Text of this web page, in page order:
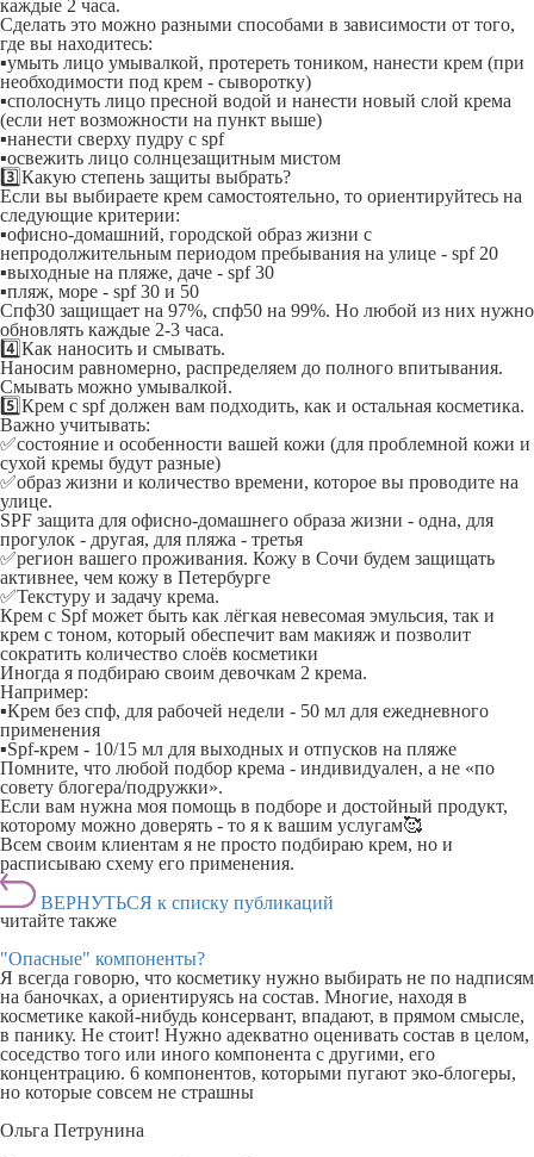
каждые 2 часа.
Сделать это можно разными способами в зависимости от того,
где вы находитесь:
▪умыть лицо умывалкой, протереть тоником, нанести крем (при
необходимости под крем - сыворотку)
▪сполоснуть лицо пресной водой и нанести новый слой крема
(если нет возможности на пункт выше)
▪нанести сверху пудру с spf
▪освежить лицо солнцезащитным мистом
3️⃣Какую степень защиты выбрать?
Если вы выбираете крем самостоятельно, то ориентируйтесь на
следующие критерии:
▪офисно-домашний, городской образ жизни с
непродолжительным периодом пребывания на улице - spf 20
▪выходные на пляже, даче - spf 30
▪пляж, море - spf 30 и 50
Спф30 защищает на 97%, спф50 на 99%. Но любой из них нужно
обновлять каждые 2-3 часа.
4️⃣Как наносить и смывать.
Наносим равномерно, распределяем до полного впитывания.
Смывать можно умывалкой.
5️⃣Крем с spf должен вам подходить, как и остальная косметика.
Важно учитывать:
✅состояние и особенности вашей кожи (для проблемной кожи и
сухой кремы будут разные)
✅образ жизни и количество времени, которое вы проводите на
улице.
SPF защита для офисно-домашнего образа жизни - одна, для
прогулок - другая, для пляжа - третья
✅регион вашего проживания. Кожу в Сочи будем защищать
активнее, чем кожу в Петербурге
✅Текстуру и задачу крема.
Крем с Spf может быть как лёгкая невесомая эмульсия, так и
крем с тоном, который обеспечит вам макияж и позволит
сократить количество слоёв косметики
Иногда я подбираю своим девочкам 2 крема.
Например:
▪Крем без спф, для рабочей недели - 50 мл для ежедневного
применения
▪Spf-крем - 10/15 мл для выходных и отпусков на пляже
Помните, что любой подбор крема - индивидуален, а не «по
совету блогера/подружки».
Если вам нужна моя помощь в подборе и достойный продукт,
которому можно доверять - то я к вашим услугам🥰
Всем своим клиентам я не просто подбираю крем, но и
расписываю схему его применения.
ВЕРНУТЬСЯ к списку публикаций
читайте также
"Опасные" компоненты?
Я всегда говорю, что косметику нужно выбирать не по надписям
на баночках, а ориентируясь на состав. Многие, находя в
косметике какой-нибудь консервант, впадают, в прямом смысле,
в панику. Не стоит! Нужно адекватно оценивать состав в целом,
соседство того или иного компонента с другими, его
концентрацию. 6 компонентов, которыми пугают эко-блогеры,
но которые совсем не страшны
Ольга Петрунина